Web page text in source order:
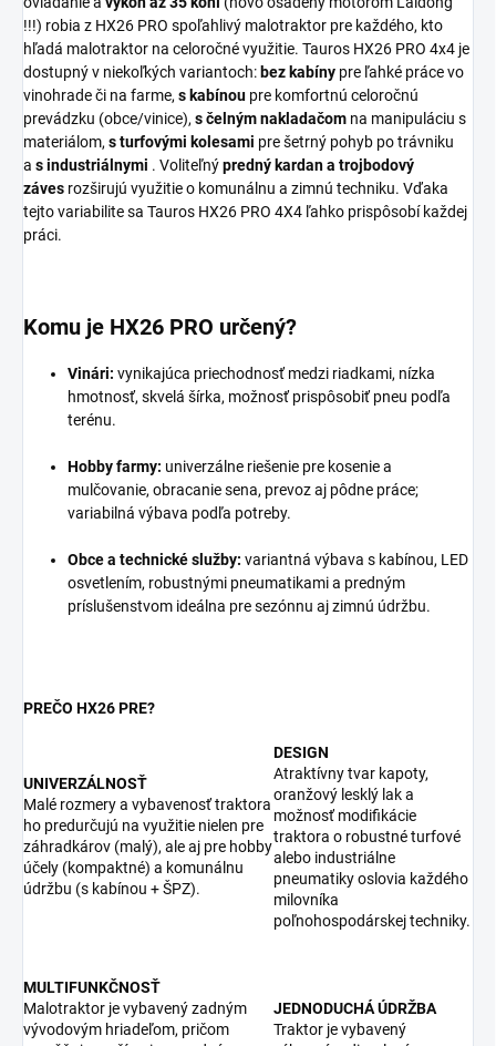
!!!) robia z HX26 PRO spoľahlivý malotraktor pre každého, kto
hľadá malotraktor na celoročné využitie. Tauros HX26 PRO 4x4 je
dostupný v niekoľkých variantoch: bez kabíny pre ľahké práce vo
vinohrade či na farme, s kabínou pre komfortnú celoročnú
prevádzku (obce/vinice), s čelným nakladačom na manipuláciu s
materiálom, s turfovými kolesami pre šetrný pohyb po trávniku
a s industriálnymi . Voliteľnýpredný kardan a trojbodový
záves rozširujú využitie o komunálnu a zimnú techniku. Vďaka
tejto variabilite sa Tauros HX26 PRO 4X4 ľahko prispôsobí každej
práci.
Komu je HX26 PRO určený?
Vinári: vynikajúca priechodnosť medzi riadkami, nízka
hmotnosť, skvelá šírka, možnosť prispôsobiť pneu podľa
terénu.
Hobby farmy: univerzálne riešenie pre kosenie a
mulčovanie, obracanie sena, prevoz aj pôdne práce;
variabilná výbava podľa potreby.
Obce a technické služby: variantná výbava s kabínou, LED
osvetlením, robustnými pneumatikami a predným
príslušenstvom ideálna pre sezónnu aj zimnú údržbu.
PREČO HX26 PRE?
UNIVERZÁLNOSŤ
Malé rozmery a vybavenosť traktora
ho predurčujú na využitie nielen pre
záhradkárov (malý), ale aj pre hobby
účely (kompaktné) a komunálnu
údržbu (s kabínou + ŠPZ).
DESIGN
Atraktívny tvar kapoty,
oranžový lesklý lak a
možnosť modifikácie
traktora o robustné turfové
alebo industriálne
pneumatiky oslovia každého
milovníka
poľnohospodárskej techniky.
MULTIFUNKČNOSŤ
Malotraktor je vybavený zadným
vývodovým hriadeľom, pričom
JEDNODUCHÁ ÚDRŽBA
Traktor je vybavený